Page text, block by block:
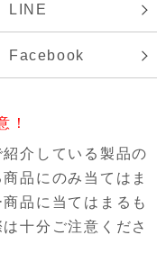
LINE
Facebook
！
介している製品の
品にのみ当てはま
品に当てはまるも
十分ご注意くださ